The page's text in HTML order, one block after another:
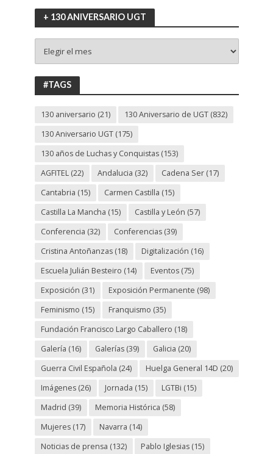
+ 130 ANIVERSARIO UGT
130
ANIVERSARIO
UGT
#TAGS
130 aniversario (21) 130 Aniversario de UGT(832)
130 Aniversario UGT(175)
130 años de Luchas y Conquistas(153)
AGFITEL(22) Andalucia (32) Cadena Ser(17)
Cantabria (15) Carmen Castilla (15)
Castilla La Mancha (15) Castilla y León (57)
Conferencia (32) Conferencias(39)
Cristina Antoñanzas(18) Digitalización (16)
Escuela Julián Besteiro (14) Eventos(75)
Exposición (31) Exposición Permanente (98)
Feminismo (15) Franquismo (35)
Fundación Francisco Largo Caballero (18)
Galería (16) Galerías(39) Galicia (20)
Guerra Civil Española (24) Huelga General 14D (20)
Imágenes(26) Jornada (15) LGTBi (15)
Madrid (39) Memoria Histórica (58)
Mujeres(17) Navarra (14)
Noticias de prensa (132) Pablo Iglesias(15)